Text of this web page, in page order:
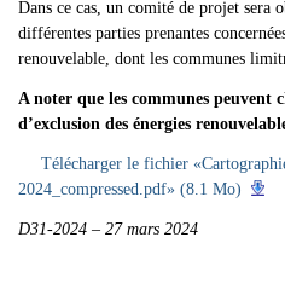
Dans ce cas, un comité de projet sera
différentes parties prenantes
renouvelable, dont les communes
A noter que les communes peuvent
d’exclusion des énergies
Télécharger le fichier
2024_compressed.pdf» (8.1 Mo)
D31-2024 – 27 mars 2024